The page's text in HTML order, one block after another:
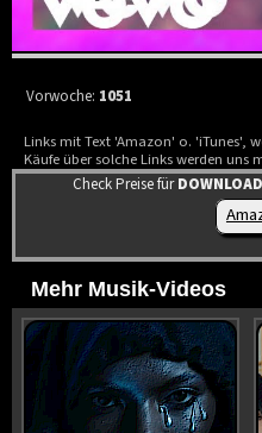
Vorwoche: 1051
Links mit Text 'Amazon' o. 'iTunes',
Käufe über solche Links werden uns
Check Preise fürDOWNLOAD
Mehr Musik-Videos